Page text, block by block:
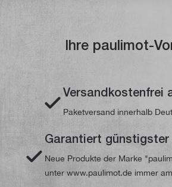
Ihre paulimot-
Versandkostenfrei
Paketversand innerhalb
Garantiert günstigster
Neue Produkte der Marke
unter www.paulimot.de immer